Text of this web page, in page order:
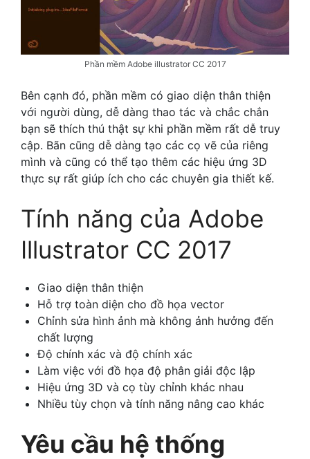
Phần mềm Adobe illustrator CC 2017
Bên cạnh đó, phần mềm có giao diện thân thiện
với người dùng, dễ dàng thao tác và chắc chắn
bạn sẽ thích thú thật sự khi phần mềm rất dễ truy
cập. Bãn cũng dễ dàng tạo các cọ vẽ của riêng
mình và cũng có thể tạo thêm các hiệu ứng 3D
thực sự rất giúp ích cho các chuyên gia thiết kế.
Tính năng của Adobe
Illustrator CC 2017
Giao diện thân thiện
Hỗ trợ toàn diện cho đồ họa vector
Chỉnh sửa hình ảnh mà không ảnh hưởng đến
chất lượng
Độ chính xác và độ chính xác
Làm việc với đồ họa độ phân giải độc lập
Hiệu ứng 3D và cọ tùy chỉnh khác nhau
Nhiều tùy chọn và tính năng nâng cao khác
Yêu cầu hệ thống